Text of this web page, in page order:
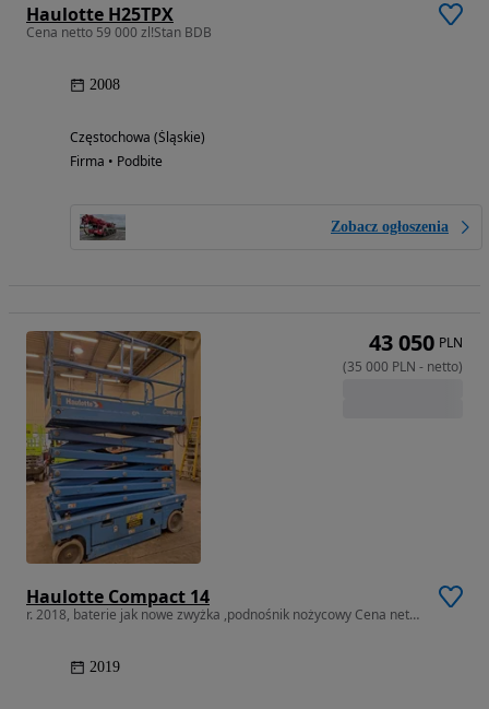
Haulotte H25TPX
Cena netto 59 000 zl!Stan BDB
2008
Częstochowa (Śląskie)
Firma • Podbite
Zobacz ogłoszenia
Haulotte Compact 14
r. 2018, baterie jak nowe zwyżka ,podnośnik nożycowy Cena netto 35tys.
2019
43 050 PLN
(35 000 PLN - netto)